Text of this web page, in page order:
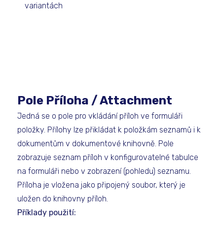
variantách
Pole Příloha / Attachment
Jedná se o pole pro vkládání příloh ve formuláři
položky. Přílohy lze přikládat k položkám seznamů i k
dokumentům v dokumentové knihovně. Pole
zobrazuje seznam příloh v konfigurovatelné tabulce
na formuláři nebo v zobrazení (pohledu) seznamu.
Příloha je vložena jako připojený soubor, který je
uložen do knihovny příloh.
Příklady použití: